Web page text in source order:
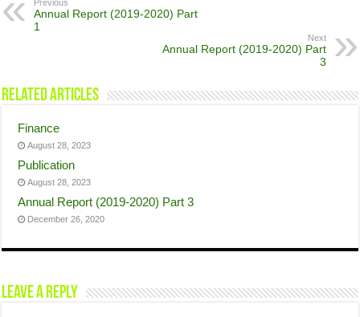
Previous
Annual Report (2019-2020) Part
1
Next
Annual Report (2019-2020) Part
3
Related Articles
Finance
August 28, 2023
Publication
August 28, 2023
Annual Report (2019-2020) Part 3
December 26, 2020
Leave a Reply